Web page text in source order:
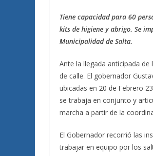
Tiene capacidad para 60
kits de higiene y abrigo. Se
Municipalidad de Salta.
Ante la llegada anticipada
de calle. El gobernador
ubicadas en 20 de Febrero
se trabaja en conjunto y
marcha a partir de la
El Gobernador recorrió las
trabajar en equipo por los